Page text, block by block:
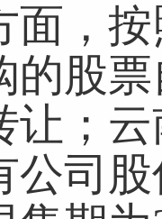
面，
的股
让；
公司